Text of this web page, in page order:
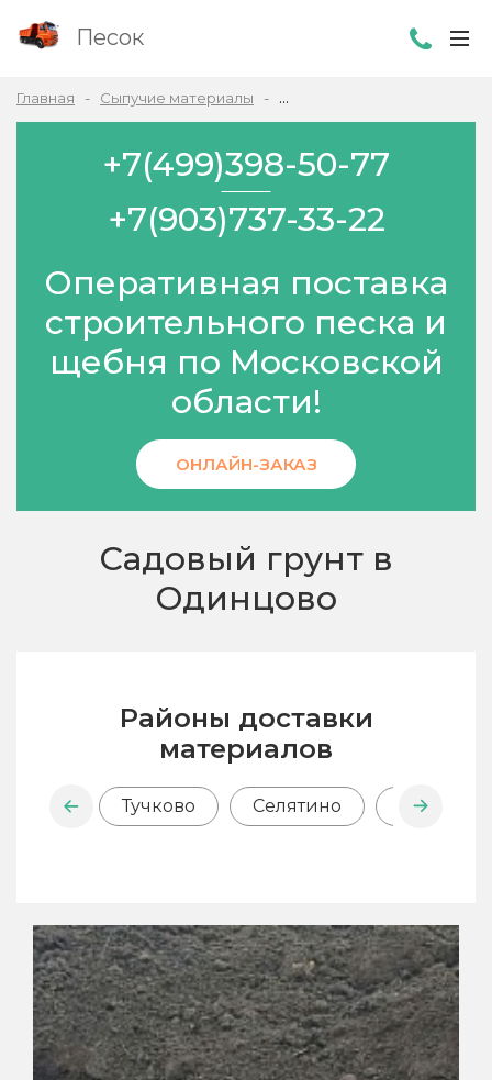
Песок
Главная Сыпучие материалы Садовый грунт в Одинцово
+7(499)398-50-77
+7(903)737-33-22
Оперативная поставка
строительного песка и
щебня по Московской
области!
ОНЛАЙН-ЗАКАЗ
Садовый грунт в
Одинцово
Районы доставки
материалов
Тучково Селятино